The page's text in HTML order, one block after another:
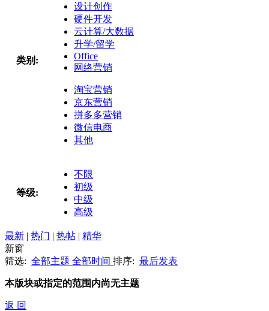
类别:
设计创作
硬件开发
云计算/大数据
升学/留学
Office
网络营销
淘宝营销
京东营销
拼多多营销
微信电商
其他
等级:
不限
初级
中级
高级
最新 | 热门 | 热帖 | 精华
新窗
筛选: 全部主题 全部时间 排序: 最后发表
本版块或指定的范围内尚无主题
返 回